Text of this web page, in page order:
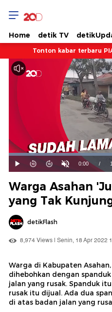
Home detik TV
Tonton kabar terbaru
Mainkan
Suara
Hidup
Waktu
0:00 /
Dimuat:
82.20%
Warga Asahan
yang Tak
detikFlash
8,974 Views | Senin, 18 Apr 2022
Warga di Kabupaten
dihebohkan dengan
jalan yang rusak. Spanduk
rusak itu dijual. Ada dua
di atas badan jalan yang